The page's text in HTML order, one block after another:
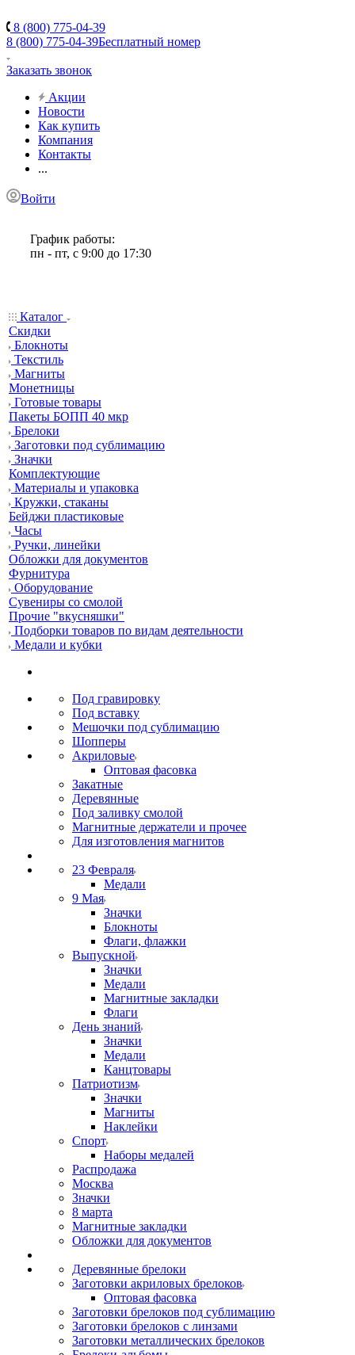
8 (800) 775-04-39
8 (800) 775-04-39Бесплатный номер
Заказать звонок
Акции
Новости
Как купить
Компания
Контакты
...
Войти
График работы:
пн - пт, с 9:00 до 17:30
Каталог
Скидки
Блокноты
Текстиль
Магниты
Монетницы
Готовые товары
Пакеты БОПП 40 мкр
Брелоки
Заготовки под сублимацию
Значки
Комплектующие
Материалы и упаковка
Кружки, стаканы
Бейджи пластиковые
Часы
Ручки, линейки
Обложки для документов
Фурнитура
Оборудование
Сувениры со смолой
Прочие "вкусняшки"
Подборки товаров по видам деятельности
Медали и кубки
Под гравировку
Под вставку
Мешочки под сублимацию
Шопперы
Акриловые
Оптовая фасовка
Закатные
Деревянные
Под заливку смолой
Магнитные держатели и прочее
Для изготовления магнитов
23 Февраля
Медали
9 Мая
Значки
Блокноты
Флаги, флажки
Выпускной
Значки
Медали
Магнитные закладки
Флаги
День знаний
Значки
Медали
Канцтовары
Патриотизм
Значки
Магниты
Наклейки
Спорт
Наборы медалей
Распродажа
Москва
Значки
8 марта
Магнитные закладки
Обложки для документов
Деревянные брелоки
Заготовки акриловых брелоков
Оптовая фасовка
Заготовки брелоков под сублимацию
Заготовки брелоков с линзами
Заготовки металлических брелоков